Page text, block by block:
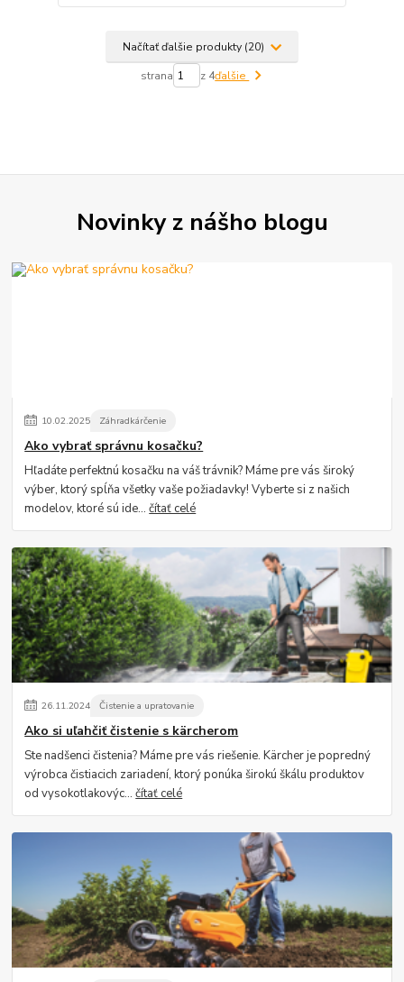
Načítať ďalšie produkty (20)
strana z 4ďalšie
Novinky z nášho blogu
10.02.2025 Záhradkárčenie
Ako vybrať správnu kosačku?
Hľadáte perfektnú kosačku na váš trávnik? Máme pre vás široký
výber, ktorý spĺňa všetky vaše požiadavky! Vyberte si z našich
modelov, ktoré sú ide...čítať celé
26.11.2024 Čistenie a upratovanie
Ako si uľahčiť čistenie s kärcherom
Ste nadšenci čistenia? Máme pre vás riešenie. Kärcher je popredný
výrobca čistiacich zariadení, ktorý ponúka širokú škálu produktov
od vysokotlakovýc...čítať celé